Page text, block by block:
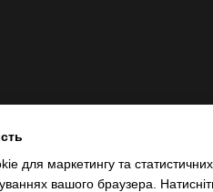
для маркетингу та
вашого браузера.